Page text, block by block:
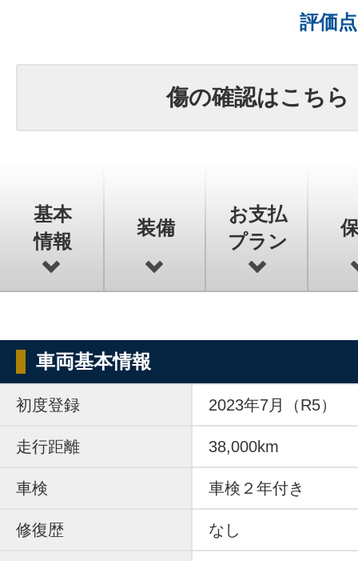
評価
傷の確認はこちら
基本
情報
装備
お支払
プラン
車両基本情報
初度登録 2023年7月（R5）
走行距離 38,000km
車検 車検２年付き
修復歴 なし